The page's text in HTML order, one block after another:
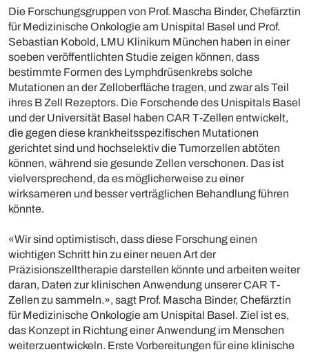
Die Forschungsgruppen von Prof. Mascha Binder, Chefärztin
für Medizinische Onkologie am Unispital Basel und Prof.
Sebastian Kobold, LMU Klinikum München haben in einer
soeben veröffentlichten Studie zeigen können, dass
bestimmte Formen des Lymphdrüsenkrebs solche
Mutationen an der Zelloberfläche tragen, und zwar als Teil
ihres B Zell Rezeptors. Die Forschende des Unispitals Basel
und der Universität Basel haben CAR T-Zellen entwickelt,
die gegen diese krankheitsspezifischen Mutationen
gerichtet sind und hochselektiv die Tumorzellen abtöten
können, während sie gesunde Zellen verschonen. Das ist
vielversprechend, da es möglicherweise zu einer
wirksameren und besser verträglichen Behandlung führen
könnte.
«Wir sind optimistisch, dass diese Forschung einen
wichtigen Schritt hin zu einer neuen Art der
Präzisionszelltherapie darstellen könnte und arbeiten weiter
daran, Daten zur klinischen Anwendung unserer CAR T-
Zellen zu sammeln.», sagt Prof. Mascha Binder, Chefärztin
für Medizinische Onkologie am Unispital Basel. Ziel ist es,
das Konzept in Richtung einer Anwendung im Menschen
weiterzuentwickeln. Erste Vorbereitungen für eine klinische